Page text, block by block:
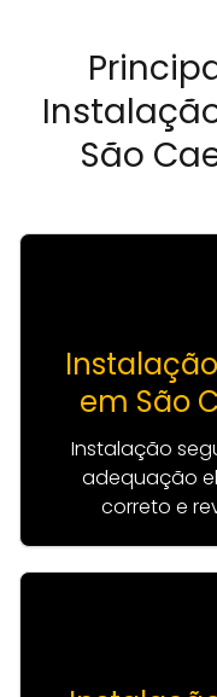
São
em São
Instalação
adequação
correto e